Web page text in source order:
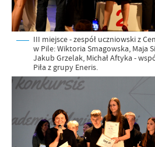
III miejsce - zespół uczniowski z
w Pile: Wiktoria Smagowska, Maja
Jakub Grzelak, Michał Aftyka -
Piła z grupy Eneris.